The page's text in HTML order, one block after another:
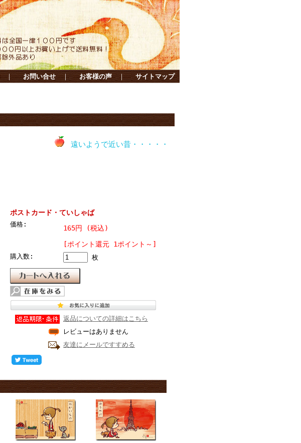
｜ お問い合せ ｜ お客様の声 ｜ サイトマップ
遠いようで近い昔・・・・・・懐かしい「昭和」を綴ります・・・・・
ポストカード・ていしゃば
価格:
165円 (税込)
[ポイント還元 1ポイント～]
購入数: 枚
返品についての詳細はこちら
レビューはありません
友達にメールですすめる